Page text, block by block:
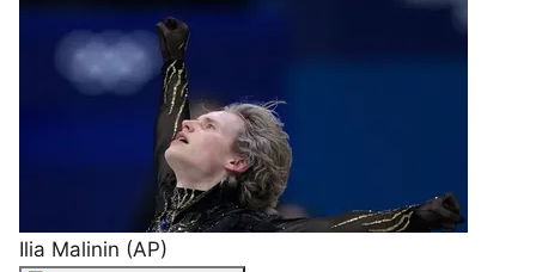
Ilia Malinin (AP)